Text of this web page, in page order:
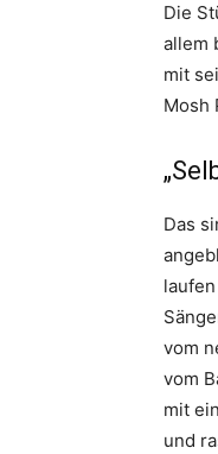
Die
allem
mit
Mosh
Das
vom
vom
mit
und